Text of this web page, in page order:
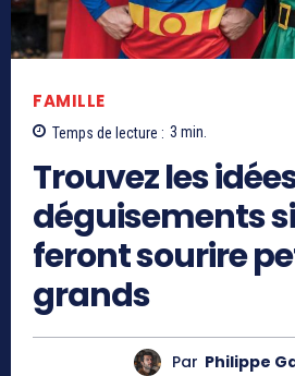
FAMILLE
Temps de lecture : 3 min.
Trouvez les
déguisements
feront sourire
grands
Par Philippe